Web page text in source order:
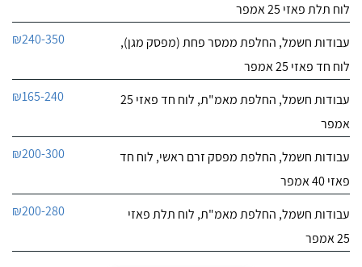
לוח תלת פאזי 25 אמפר
עבודות חשמל, החלפת ממסר פחת (מפסק מגן),
לוח חד פאזי 25 אמפר
₪240-350
עבודות חשמל, החלפת מאמ"ת, לוח חד פאזי 25
אמפר
₪165-240
עבודות חשמל, החלפת מפסק זרם ראשי, לוח חד
פאזי 40 אמפר
₪200-300
עבודות חשמל, החלפת מאמ"ת, לוח תלת פאזי
25 אמפר
₪200-280